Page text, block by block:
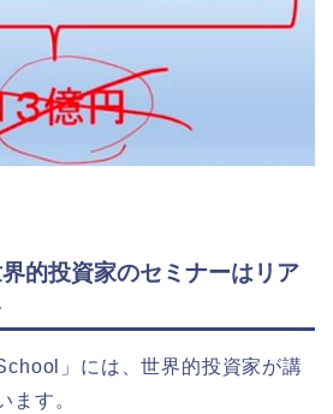
的投資家のセミナーはリア
」には、世界的投資家が講
ます。